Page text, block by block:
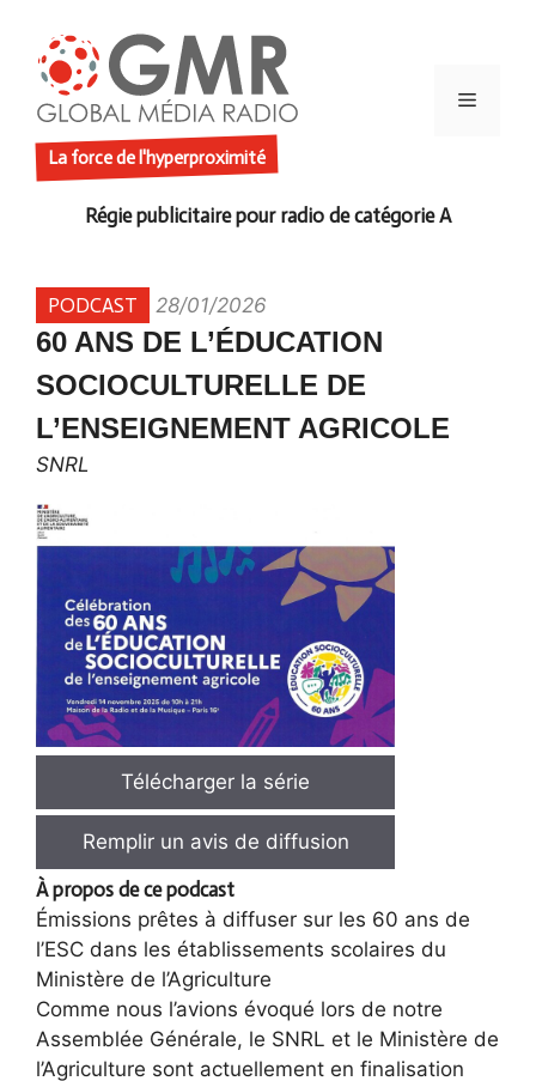
contenu
La force de l'hyperproximité
Menu
PODCAST 28/01/2026
60 ANS DE L’ÉDUCATION
SOCIOCULTURELLE DE
L’ENSEIGNEMENT AGRICOLE
SNRL
Télécharger la série
Remplir un avis de diffusion
À propos de ce podcast
Émissions prêtes à diffuser sur les 60 ans de
l’ESC dans les établissements scolaires du
Ministère de l’Agriculture
Comme nous l’avions évoqué lors de notre
Assemblée Générale, le SNRL et le Ministère de
l’Agriculture sont actuellement en finalisation